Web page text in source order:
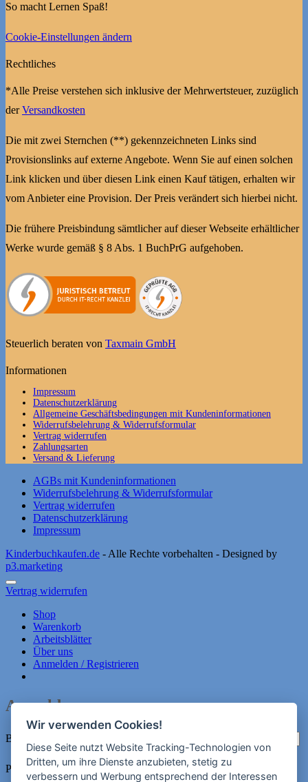
So macht Lernen Spaß!
Cookie-Einstellungen ändern
Rechtliches
*Alle Preise verstehen sich inklusive der Mehrwertsteuer, zuzüglich
derVersandkosten
Die mit zwei Sternchen (**) gekennzeichneten Links sind
Provisionslinks auf externe Angebote. Wenn Sie auf einen solchen
Link klicken und über diesen Link einen Kauf tätigen, erhalten wir
vom Anbieter eine Provision. Der Preis verändert sich hierbei nicht.
Die frühere Preisbindung sämtlicher auf dieser Webseite erhältlicher
Werke wurde gemäß § 8 Abs. 1 BuchPrG aufgehoben.
Steuerlich beraten von Taxmain GmbH
Informationen
Impressum
Datenschutzerklärung
Allgemeine Geschäftsbedingungen mit Kundeninformationen
Widerrufsbelehrung & Widerrufsformular
Vertrag widerrufen
Zahlungsarten
Versand & Lieferung
AGBs mit Kundeninformationen
Widerrufsbelehrung & Widerrufsformular
Vertrag widerrufen
Datenschutzerklärung
Impressum
Kinderbuchkaufen.de - Alle Rechte vorbehalten - Designed by
p3.marketing
Vertrag widerrufen
Shop
Warenkorb
Arbeitsblätter
Über uns
Anmelden / Registrieren
Anmelden
Benutzername oder E-Mail-Adresse
Passwort*Erforderlich
Wir verwenden Cookies!
Diese Seite nutzt Website Tracking-Technologien von
Dritten, um ihre Dienste anzubieten, stetig zu
verbessern und Werbung entsprechend der Interessen